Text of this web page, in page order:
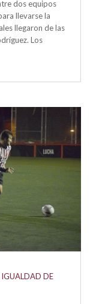
dos equipos
llevarse la
llegaron de las
Los
DE